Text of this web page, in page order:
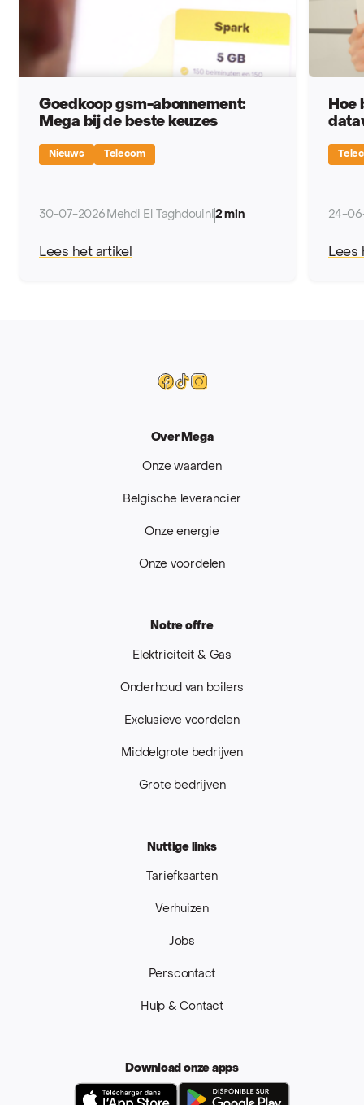
Goedkoop gsm-abonnement:
Mega bij de beste keuzes
Nieuws Telecom
30-07-2026 Mehdi El Taghdouini2 min
Lees het artikel
Hoe
24-
Lees
Facebook
Tiktok
Instagram
Over Mega
Onze waarden
Belgische leverancier
Onze energie
Onze voordelen
Notre offre
Elektriciteit & Gas
Onderhoud van boilers
Exclusieve voordelen
Middelgrote bedrijven
Grote bedrijven
Nuttige links
Tariefkaarten
Verhuizen
Jobs
Perscontact
Hulp & Contact
Download onze apps
App Store